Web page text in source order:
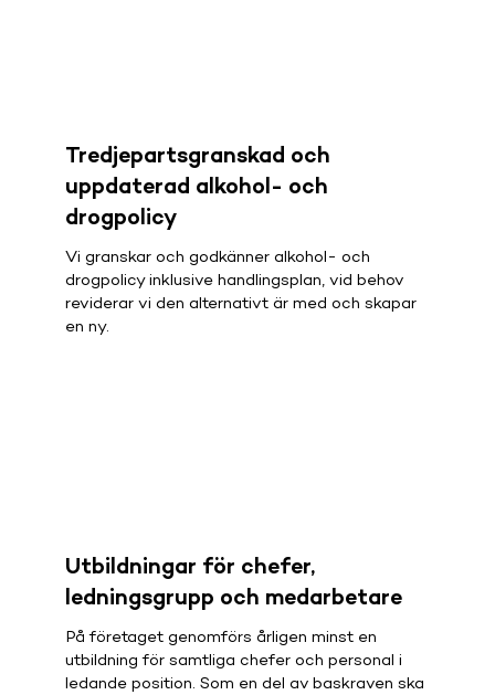
Tredjepartsgranskad och
uppdaterad alkohol- och
drogpolicy
Vi granskar och godkänner alkohol- och
drogpolicy inklusive handlingsplan, vid behov
reviderar vi den alternativt är med och skapar
en ny.
Utbildningar för chefer,
ledningsgrupp och medarbetare
På företaget genomförs årligen minst en
utbildning för samtliga chefer och personal i
ledande position. Som en del av baskraven ska